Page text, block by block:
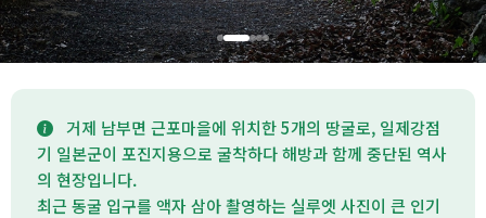
거제 남부면 근포마을에 위치한 5개의 땅굴로, 일제강점
기 일본군이 포진지용으로 굴착하다 해방과 함께 중단된 역사
의 현장입니다.
최근 동굴 입구를 액자 삼아 촬영하는 실루엣 사진이 큰 인기